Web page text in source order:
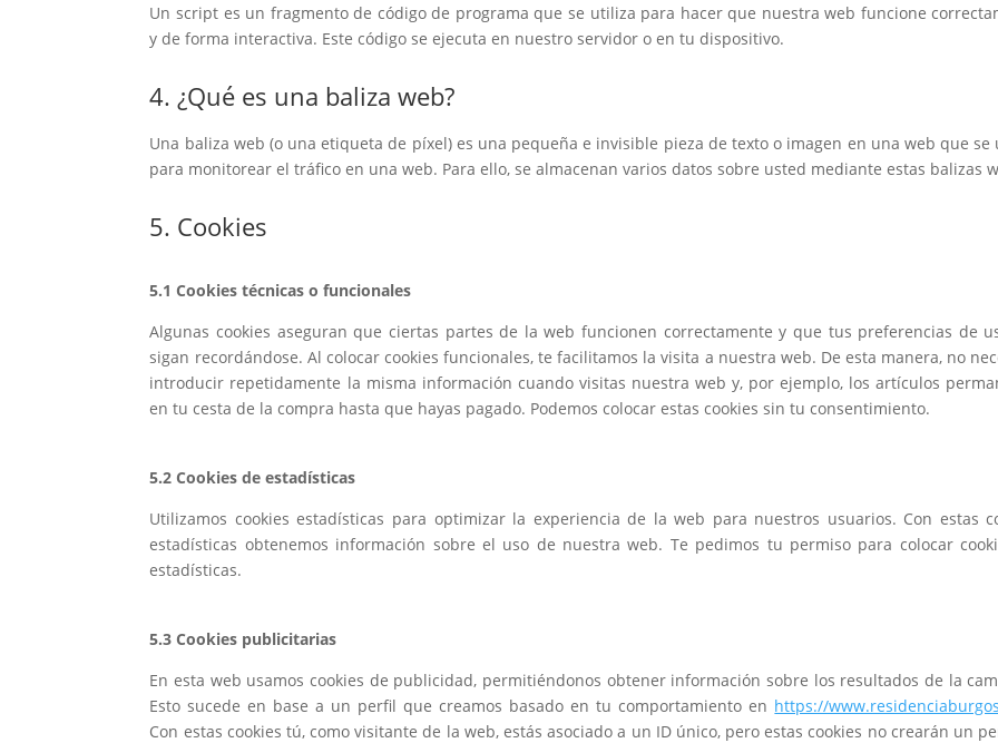
Un script es un fragmento de código de programa que se utiliza para hacer que nuestra web funcione
y de forma interactiva. Este código se ejecuta en nuestro servidor o en tu dispositivo.
4. ¿Qué es una baliza web?
Una baliza web (o una etiqueta de píxel) es una pequeña e invisible pieza de texto o imagen en una web que se
para monitorear el tráfico en una web. Para ello, se almacenan varios datos sobre usted mediante estas balizas
5. Cookies
5.1 Cookies técnicas o funcionales
Algunas cookies aseguran que ciertas partes de la web funcionen correctamente y que tus preferencias de
sigan recordándose. Al colocar cookies funcionales, te facilitamos la visita a nuestra web. De esta manera, no
introducir repetidamente la misma información cuando visitas nuestra web y, por ejemplo, los artículos
en tu cesta de la compra hasta que hayas pagado. Podemos colocar estas cookies sin tu consentimiento.
5.2 Cookies de estadísticas
Utilizamos cookies estadísticas para optimizar la experiencia de la web para nuestros usuarios. Con estas
estadísticas obtenemos información sobre el uso de nuestra web. Te pedimos tu permiso para colocar
estadísticas.
5.3 Cookies publicitarias
En esta web usamos cookies de publicidad, permitiéndonos obtener información sobre los resultados de la
Esto sucede en base a un perfil que creamos basado en tu comportamiento en https://
Con estas cookies tú, como visitante de la web, estás asociado a un ID único, pero estas cookies no crearán un